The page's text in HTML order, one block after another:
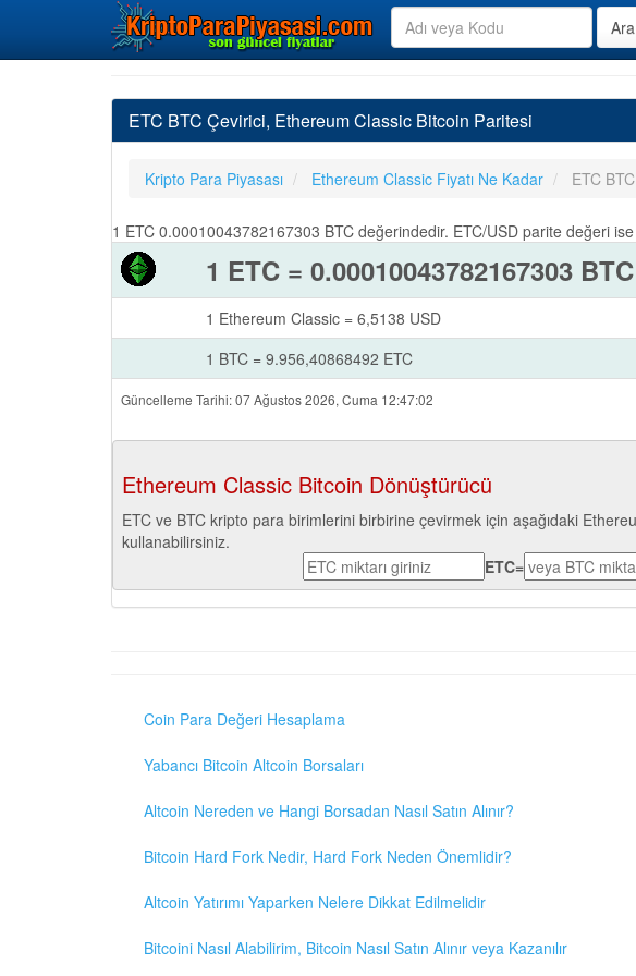
ETC BTC Çevirici, Ethereum Classic Bitcoin Paritesi
Kripto Para Piyasası Ethereum Classic Fiyatı Ne Kadar ETC
1 ETC 0.00010043782167303 BTC değerindedir. ETC/USD parite değeri
1 ETC = 0.00010043782167303 BTC
1 Ethereum Classic = 6,5138 USD
1 BTC = 9.956,40868492 ETC
Güncelleme Tarihi: 07 Ağustos 2026, Cuma 12:47:02
Ethereum Classic Bitcoin Dönüştürücü
ETC ve BTC kripto para birimlerini birbirine çevirmek için aşağıdaki
kullanabilirsiniz.
ETC=
Coin Para Değeri Hesaplama
Yabancı Bitcoin Altcoin Borsaları
Altcoin Nereden ve Hangi Borsadan Nasıl Satın Alınır?
Bitcoin Hard Fork Nedir, Hard Fork Neden Önemlidir?
Altcoin Yatırımı Yaparken Nelere Dikkat Edilmelidir
Bitcoini Nasıl Alabilirim, Bitcoin Nasıl Satın Alınır veya Kazanılır